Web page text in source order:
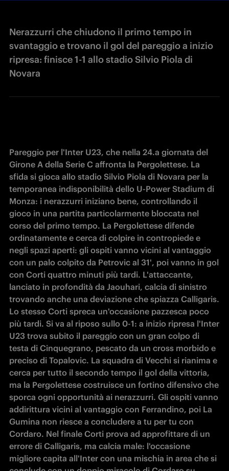
Nerazzurri che chiudono il primo tempo in
svantaggio e trovano il gol del pareggio a inizio
ripresa: finisce 1-1 allo stadio Silvio Piola di
Novara
Pareggio per l'Inter U23, che nella 24.a giornata del
Girone A della Serie C affronta la Pergolettese. La
sfida si gioca allo stadio Silvio Piola di Novara per la
temporanea indisponibilità dello U-Power Stadium di
Monza: i nerazzurri iniziano bene, controllando il
gioco in una partita particolarmente bloccata nel
corso del primo tempo. La Pergolettese difende
ordinatamente e cerca di colpire in contropiede e
negli spazi aperti: gli ospiti vanno vicini al vantaggio
con un palo colpito da Petrovic al 31', poi vanno in gol
con Corti quattro minuti più tardi. L'attaccante,
lanciato in profondità da Jaouhari, calcia di sinistro
trovando anche una deviazione che spiazza Calligaris.
Lo stesso Corti spreca un'occasione pazzesca poco
più tardi. Si va al riposo sullo 0-1: a inizio ripresa l'Inter
U23 trova subito il pareggio con un gran colpo di
testa di Cinquegrano, pescato da un cross morbido e
preciso di Topalovic. La squadra di Vecchi si rianima e
cerca per tutto il secondo tempo il gol della vittoria,
ma la Pergolettese costruisce un fortino difensivo che
sporca ogni opportunità ai nerazzurri. Gli ospiti vanno
addirittura vicini al vantaggio con Ferrandino, poi La
Gumina non riesce a concludere a tu per tu con
Cordaro. Nel finale Corti prova ad approfittare di un
errore di Calligaris, ma calcia male: l'occasione
migliore capita all'Inter con una mischia in area che si